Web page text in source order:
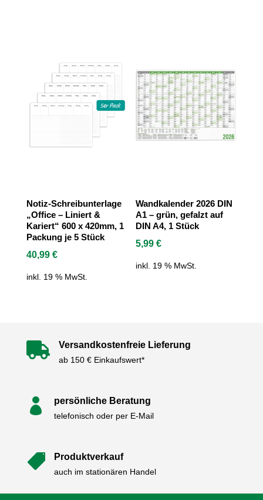
Notiz-Schreibunterlage
„Office – Liniert &
Kariert“ 600 x 420mm, 1
Packung je 5 Stück
40,99 €
inkl. 19 % MwSt.
Wandkalender 2026 DIN
A1 – grün, gefalzt auf
DIN A4, 1 Stück
5,99€
inkl. 19 % MwSt.
 Versandkostenfreie Lieferung
ab 150 € Einkaufswert*
 persönliche Beratung
telefonisch oder per E-Mail
 Produktverkauf
auch im stationären Handel